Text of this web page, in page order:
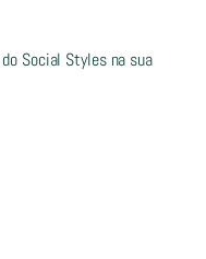
Social Styles na sua